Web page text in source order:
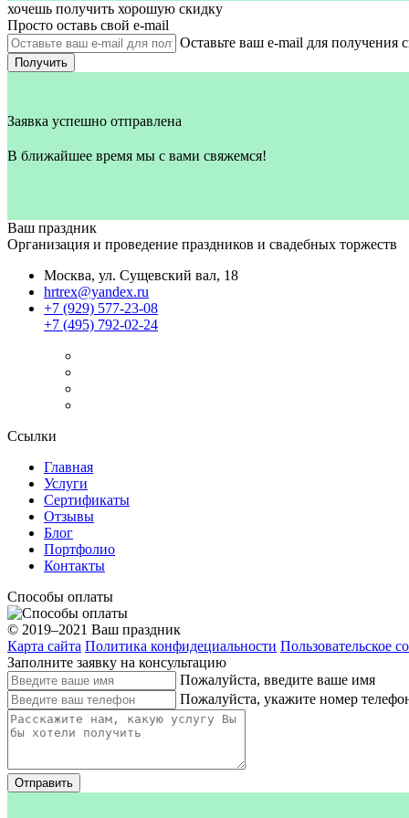
хочешь получить хорошую скидку
Просто оставь свой e‑mail
Оставьте ваш e-mail для получения
Получить
Заявка успешно отправлена
В ближайшее время мы с вами свяжемся!
Ваш праздник
Организация и проведение праздников и свадебных торжеств
Москва, ул. Сущевский вал, 18
hrtrex@yandex.ru
+7 (929) 577-23-08
+7 (495) 792-02-24
Ссылки
Главная
Услуги
Сертификаты
Отзывы
Блог
Портфолио
Контакты
Способы оплаты
© 2019–2021 Ваш праздник
Карта сайта Политика конфидециальности Пользовательское
Заполните заявку на консультацию
Пожалуйста, введите ваше имя
Пожалуйста, укажите номер
Отправить